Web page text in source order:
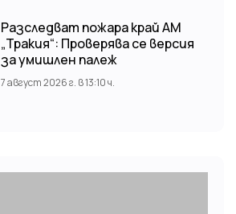
Разследват пожара край АМ
„Тракия“: Проверява се версия
за умишлен палеж
7 август 2026 г. в 13:10 ч.